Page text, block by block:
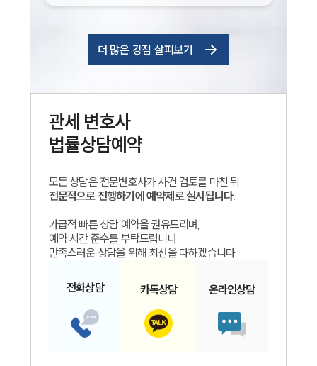
더 많은 강점 살펴보기
관세 변호사
법률상담예약
모든 상담은 전문변호사가 사건 검토를 마친 뒤
전문적으로 진행하기에 예약제로 실시됩니다.
가급적 빠른 상담 예약을 권유드리며,
예약 시간 준수를 부탁드립니다.
만족스러운 상담을 위해 최선을 다하겠습니다.
전화상담 카톡상담 온라인상담